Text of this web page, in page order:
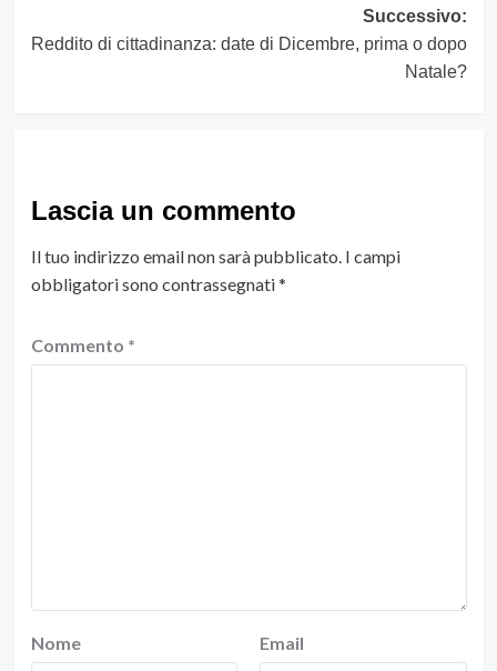
Successivo:
Reddito di cittadinanza: date di Dicembre, prima o dopo
Natale?
Lascia un commento
Il tuo indirizzo email non sarà pubblicato. I campi
obbligatori sono contrassegnati*
Commento *
Nome Email